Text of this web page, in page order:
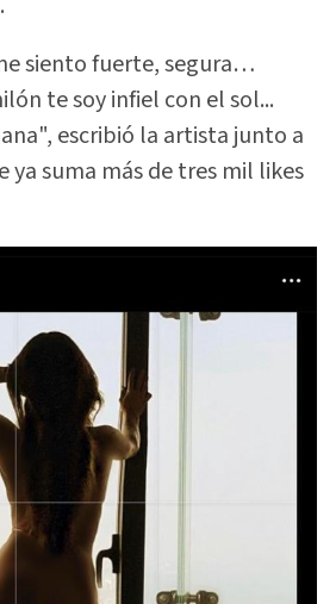
siento fuerte, segura…
te soy infiel con el sol...
escribió la artista junto a
ya suma más de tres mil likes